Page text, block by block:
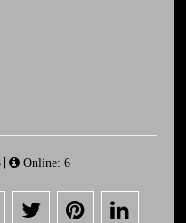
| Online: 6